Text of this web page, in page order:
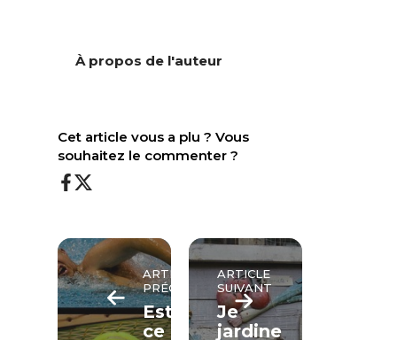
À propos de l'auteur
Cet article vous a plu ? Vous
souhaitez le commenter ?
ARTICLE
PRÉCÉDENT
Est-
ce
ARTICLE
SUIVANT
Je
jardine